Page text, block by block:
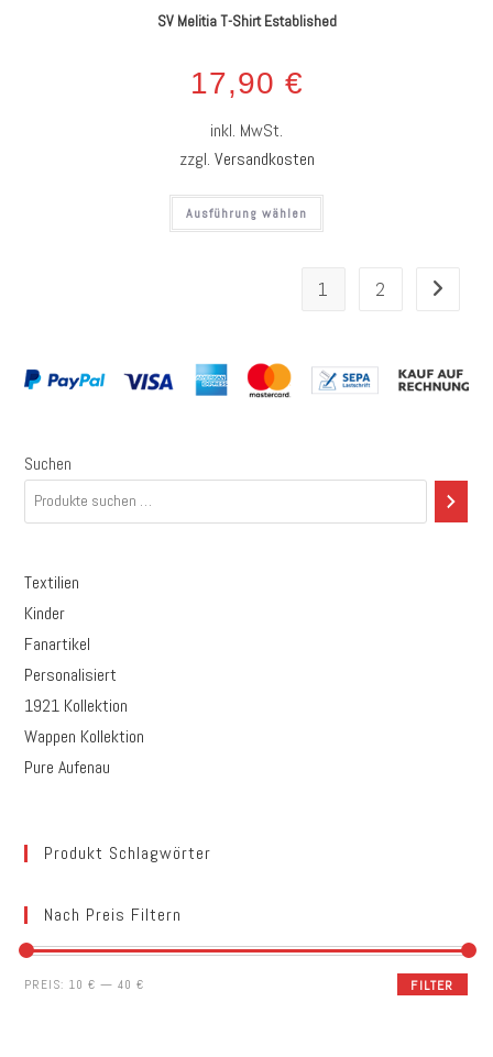
SV Melitia T-Shirt Established
17,90 €
inkl. MwSt.
zzgl. Versandkosten
Ausführung wählen
1 2
Suchen
Textilien
Kinder
Fanartikel
Personalisiert
1921 Kollektion
Wappen Kollektion
Pure Aufenau
Produkt Schlagwörter
Nach Preis Filtern
FILTER
PREIS: 10 € —40 €